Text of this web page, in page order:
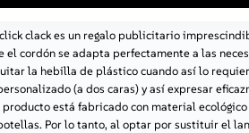
clack es un regalo publicitario
el cordón se adapta perfectamente a las
la hebilla de plástico cuando así lo
(a dos caras) y así expresar
producto está fabricado con material
Por lo tanto, al optar por sustituir el